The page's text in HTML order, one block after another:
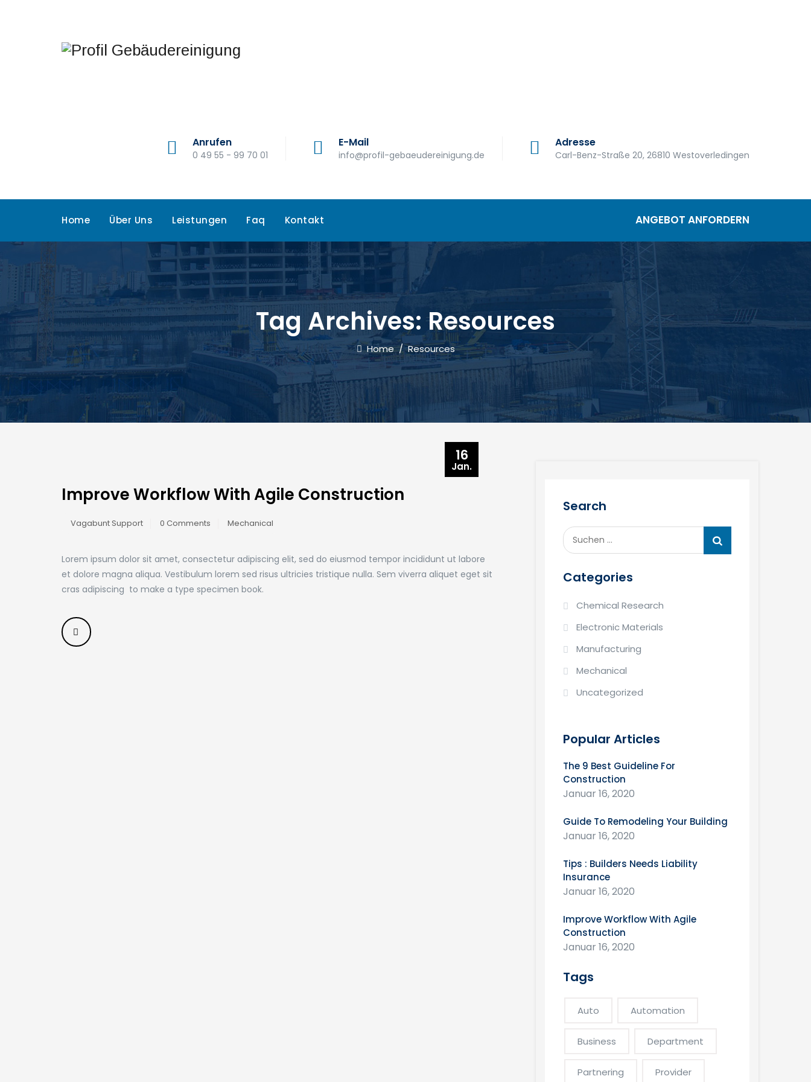
Anrufen
0 49 55 - 99 70 01
E-Mail
info@profil-gebaeudereinigung.de
Adresse
Carl-Benz-Straße 20, 26810 Westoverledingen
Home Über Uns Leistungen Faq Kontakt ANGEBOT ANFORDERN
Tag Archives:Resources
Home/Resources
16
Jan.
Improve Workflow With Agile Construction
Vagabunt Support 0 Comments Mechanical
Lorem ipsum dolor sit amet, consectetur adipiscing elit, sed do eiusmod tempor incididunt ut labore
et dolore magna aliqua. Vestibulum lorem sed risus ultricies tristique nulla. Sem viverra aliquet eget sit
cras adipiscing to make a type specimen book.
Search
Suchen
nach:
Categories
Chemical Research
Electronic Materials
Manufacturing
Mechanical
Uncategorized
Popular Articles
The 9 Best Guideline For
Construction
Januar 16, 2020
Guide To Remodeling Your Building
Januar 16, 2020
Tips : Builders Needs Liability
Insurance
Januar 16, 2020
Improve Workflow With Agile
Construction
Januar 16, 2020
Tags
Auto Automation
Business Department
Partnering Provider